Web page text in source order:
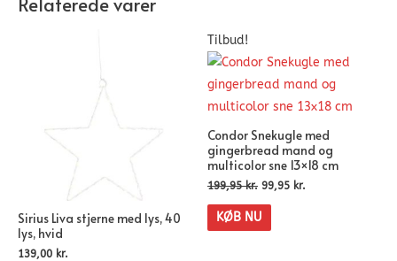
Sirius Liva stjerne med lys, 40
lys, hvid
139,00 kr.
Tilbud!
Condor Snekugle med
gingerbread mand og
multicolor sne 13×18 cm
199,95kr. 99,95 kr.
KØB NU